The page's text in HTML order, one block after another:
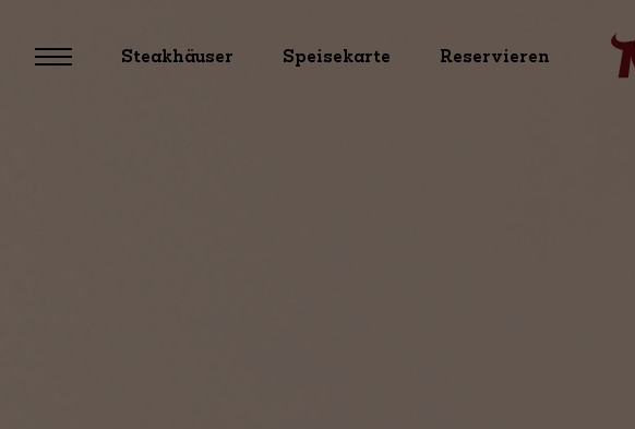
Steakhäuser Speisekarte Reservieren